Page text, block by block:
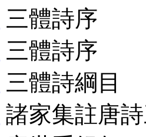
三體詩序
三體詩序
三體詩綱目
諸家集註唐